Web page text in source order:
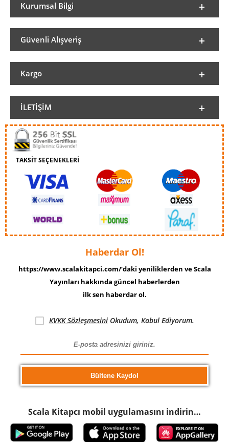
Kurumsal Bilgi
Güvenli Alışveriş
Kargo
İLETIŞIM
TAKSİT SEÇENEKLERİ
Haberdar Ol!
https://www.scalakitapci.com/’daki yeniliklerden ve Scala
Yayınları hakkında güncel haberlerden
ilk sen haberdar ol.
KVKK SözleşmesiniOkudum, Kabul Ediyorum.
Scala Kitapcı mobil uygulamasını indirin…